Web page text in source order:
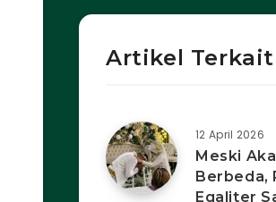
Artikel Terkait
12 April 2026
Meski
Berbeda,
Egaliter